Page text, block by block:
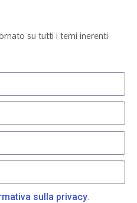
Colpa dei sindacati che
2023
su tutti i temi inerenti
sulla privacy.